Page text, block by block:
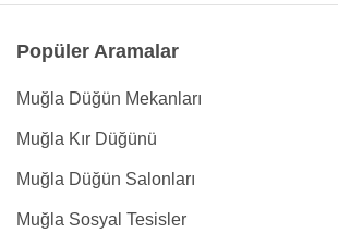
Popüler Aramalar
Muğla Düğün Mekanları
Muğla Kır Düğünü
Muğla Düğün Salonları
Muğla Sosyal Tesisler